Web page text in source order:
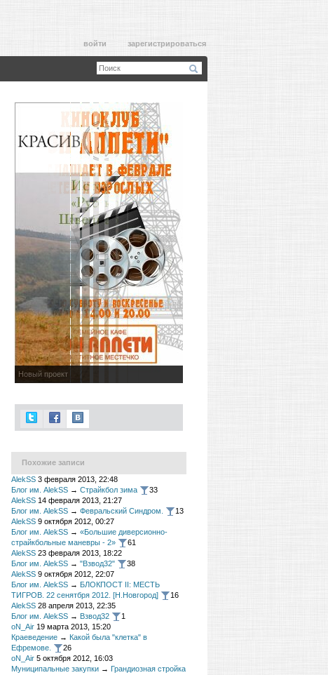
войти зарегистрироваться
Новый проект
Похожие записи
AlekSS 3 февраля 2013, 22:48
Блог им. AlekSS → Страйкбол зима
33
AlekSS 14 февраля 2013, 21:27
Блог им. AlekSS → Февральский Синдром.
13
AlekSS 9 октября 2012, 00:27
Блог им. AlekSS → «Большие диверсионно-
страйкбольные маневры - 2»
61
AlekSS 23 февраля 2013, 18:22
Блог им. AlekSS → "Взвод32"
38
AlekSS 9 октября 2012, 22:07
Блог им. AlekSS → БЛОКПОСТ II: МЕСТЬ
ТИГРОВ. 22 сенятбря 2012. [Н.Новгород]
16
AlekSS 28 апреля 2013, 22:35
Блог им. AlekSS → Взвод32
1
oN_Air 19 марта 2013, 15:20
Краеведение → Какой была "клетка" в
Ефремове.
26
oN_Air 5 октября 2012, 16:03
Муниципальные закупки → Грандиозная стройка